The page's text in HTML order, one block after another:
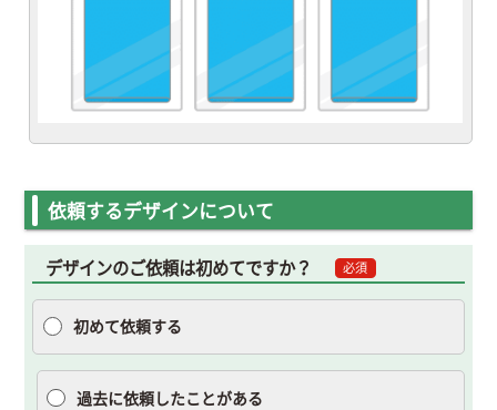
依頼するデザインについて
デザインのご依頼は初めてですか？ 必須
初めて依頼する
過去に依頼したことがある